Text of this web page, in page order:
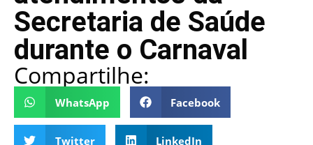
Secretaria de Saúde
durante o Carnaval
Compartilhe:
WhatsApp Facebook
Twitter LinkedIn